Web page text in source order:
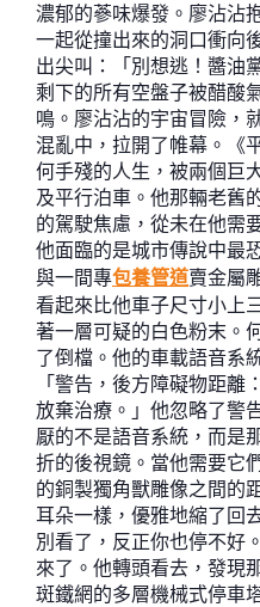
濃郁的蔘味爆發。廖沾沾
一起從撞出來的洞口衝向
出尖叫：「別想逃！醬油
剩下的所有空盤子被醋酸
鳴。廖沾沾的宇宙冒險，
混亂中，拉開了帷幕。《
何手殘的人生，被兩個巨
及平行泊車。他那輛老舊
的駕駛焦慮，從未在他需
他面臨的是城市傳說中最
與一間專包養管道賣金屬
看起來比他車子尺寸小上
著一層可疑的白色粉末。
了倒檔。他的車載語音系
「警告，後方障礙物距離
放棄治療。」他忽略了警
厭的不是語音系統，而是
折的後視鏡。當他需要它
的銅製獨角獸雕像之間的
耳朵一樣，優雅地縮了回
別看了，反正你也停不好
來了。他轉頭看去，發現
斑鐵網的多層機械式停車